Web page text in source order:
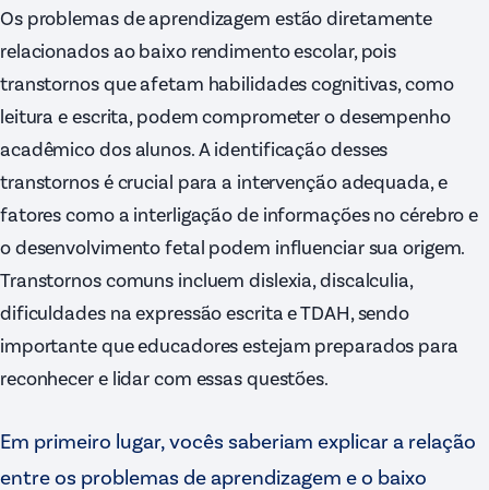
Os problemas de aprendizagem estão diretamente
relacionados ao baixo rendimento escolar, pois
transtornos que afetam habilidades cognitivas, como
leitura e escrita, podem comprometer o desempenho
acadêmico dos alunos. A identificação desses
transtornos é crucial para a intervenção adequada, e
fatores como a interligação de informações no cérebro e
o desenvolvimento fetal podem influenciar sua origem.
Transtornos comuns incluem dislexia, discalculia,
dificuldades na expressão escrita e TDAH, sendo
importante que educadores estejam preparados para
reconhecer e lidar com essas questões.
Em primeiro lugar, vocês saberiam explicar a relação
entre os problemas de aprendizagem e o baixo